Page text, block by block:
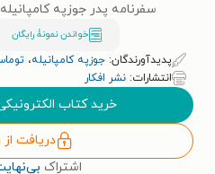
سفرنامه پدر جوزپه
خواندن نمونۀ رایگان
پدیدآورندگان: جوزپه کامپانیله،
انتشارات: نشر افکار
خرید کتاب
دریافت
اشتراک